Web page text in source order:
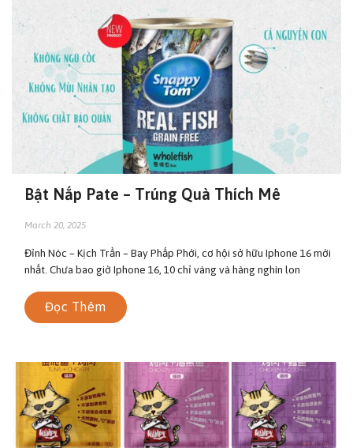
Bật Nắp Pate – Trúng Quà Thích Mê
March 20, 2025
Đỉnh Nóc – Kịch Trần – Bay Phấp Phới, cơ hội sở hữu Iphone 16 mới
nhất. Chưa bao giờ Iphone 16, 10 chỉ vàng và hàng nghìn lon
Đọc Thêm